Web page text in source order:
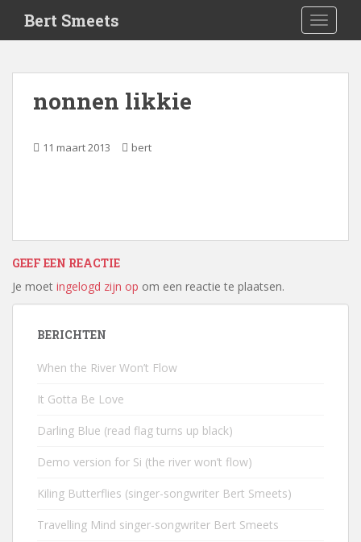
i
Bert Smeets
nonnen likkie
11 maart 2013 bert
GEEF EEN REACTIE
Je moet ingelogd zijn op om een reactie te plaatsen.
BERICHTEN
When the River Won’t Flow
It Gotta Be Love
Darling Blue (read flag turns up black)
Demo version for Si (the river won’t flow)
Kiling Butterflies (singer-songwriter Bert Smeets)
Travelling Mind singer-songwriter Bert Smeets